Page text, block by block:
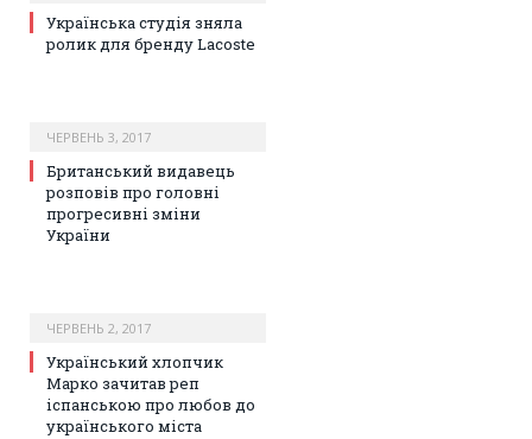
Українська студія зняла
ролик для бренду Lacoste
ЧЕРВЕНЬ 3, 2017
Британський видавець
розповів про головні
прогресивні зміни
України
ЧЕРВЕНЬ 2, 2017
Український хлопчик
Марко зачитав реп
іспанською про любов до
українського міста